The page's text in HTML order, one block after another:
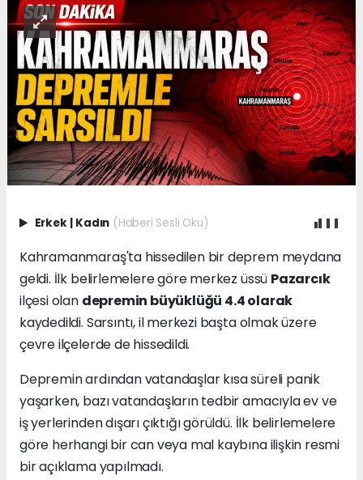
Erkek | Kadın (Haberi Sesli Oku)
Kahramanmaraş'ta hissedilen bir deprem meydana
geldi. İlk belirlemelere göre merkez üssü Pazarcık
ilçesi olan depremin büyüklüğü 4.4 olarak
kaydedildi. Sarsıntı, il merkezi başta olmak üzere
çevre ilçelerde de hissedildi.
Depremin ardından vatandaşlar kısa süreli panik
yaşarken, bazı vatandaşların tedbir amacıyla ev ve
iş yerlerinden dışarı çıktığı görüldü. İlk belirlemelere
göre herhangi bir can veya mal kaybına ilişkin resmi
bir açıklama yapılmadı.